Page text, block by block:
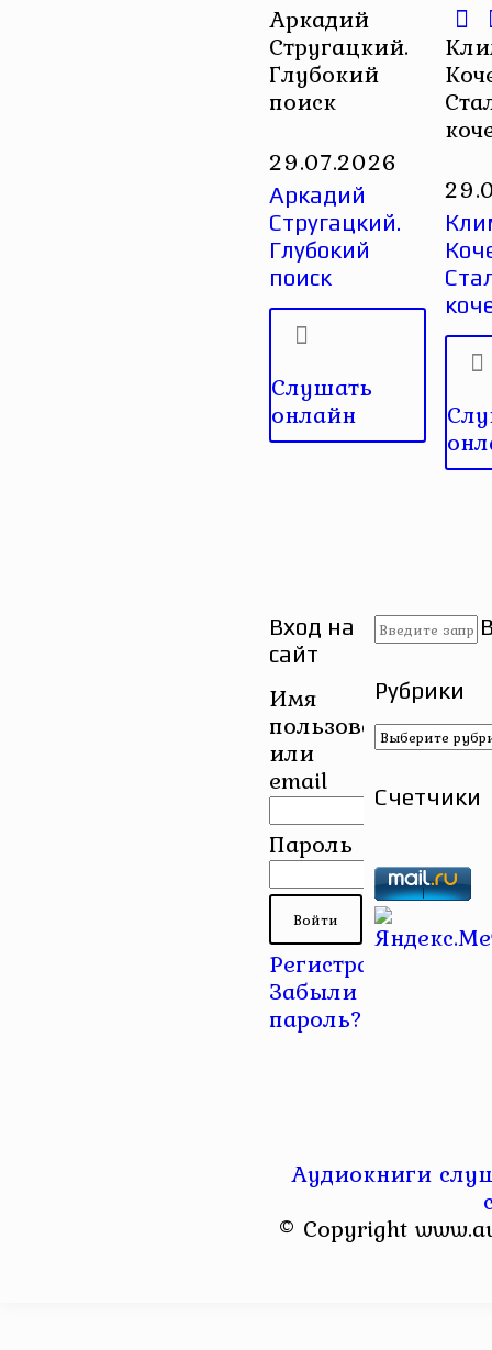
Аркадий
Стругацкий.
Глубокий
поиск
29.07.2026
Аркадий
Стругацкий.
Глубокий
поиск
Слушать
онлайн
Вход на
сайт
Имя
пользователя
или
email
Пароль
Регистрация
Забыли
пароль?
Рубрики
Рубрики
Счетчики
Аудиокниги
© Copyright